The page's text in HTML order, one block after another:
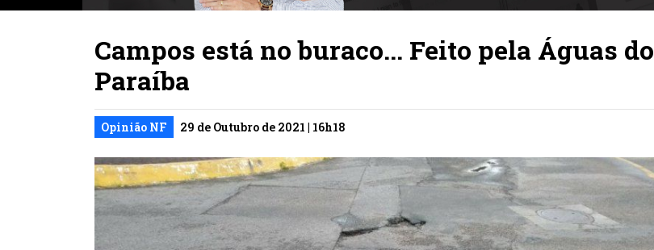
Campos está no buraco... Feito pela Águas do
Paraíba
Opinião NF 29 de Outubro de 2021 | 16h18